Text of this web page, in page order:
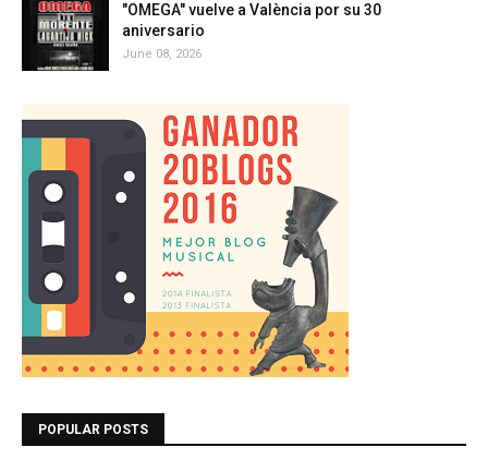
"OMEGA" vuelve a València por su 30
aniversario
June 08, 2026
POPULAR POSTS